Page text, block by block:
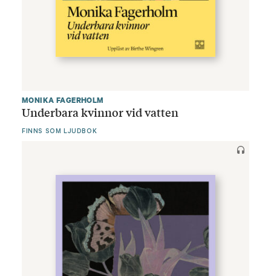
MONIKA FAGERHOLM
Underbara kvinnor vid vatten
FINNS SOM LJUDBOK